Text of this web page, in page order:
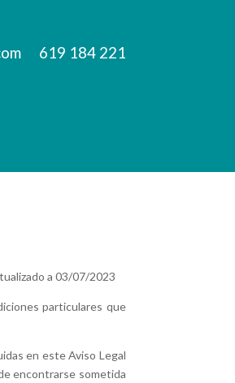
619 184 221
a 03/07/2023
particulares que
en este Aviso Legal
encontrarse sometida